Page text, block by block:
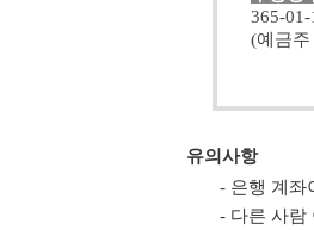
365-
(예금
유의사항
- 은행 계좌
- 다른 사람